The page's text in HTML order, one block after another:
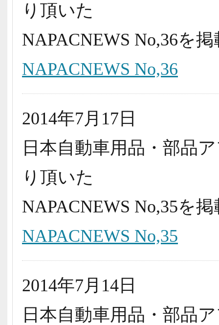
り頂いた
NAPACNEWS No,36を
NAPACNEWS No,36
2014年7月17日
日本自動車用品・部品
り頂いた
NAPACNEWS No,35を
NAPACNEWS No,35
2014年7月14日
日本自動車用品・部品